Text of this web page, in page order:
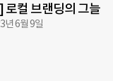
로컬 브랜딩의 그늘
년 6월 9일